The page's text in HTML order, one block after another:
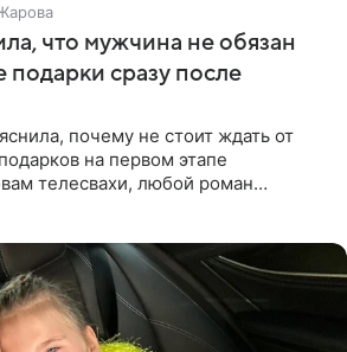
что мужчина не обязан
подарки сразу после
почему не стоит ждать от
на первом этапе
телесвахи, любой роман